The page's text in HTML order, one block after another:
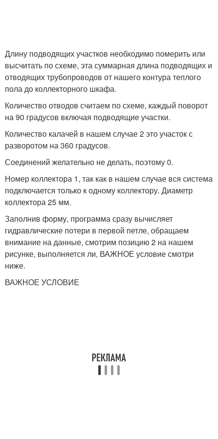
Длину подводящих участков необходимо померить или
высчитать по схеме, эта суммарная длина подводящих и
отводящих трубопроводов от нашего контура теплого
пола до коллекторного шкафа.
Количество отводов считаем по схеме, каждый поворот
на 90 градусов включая подводящие участки.
Количество калачей в нашем случае 2 это участок с
разворотом на 360 градусов.
Соединений желательно не делать, поэтому 0.
Номер коллектора 1, так как в нашем случае вся система
подключается только к одному коллектору. Диаметр
коллектора 25 мм.
Заполнив форму, программа сразу вычисляет
гидравлические потери в первой петле, обращаем
внимание на данные, смотрим позицию 2 на нашем
рисунке, выполняется ли, ВАЖНОЕ условие смотри
ниже.
ВАЖНОЕ УСЛОВИЕ